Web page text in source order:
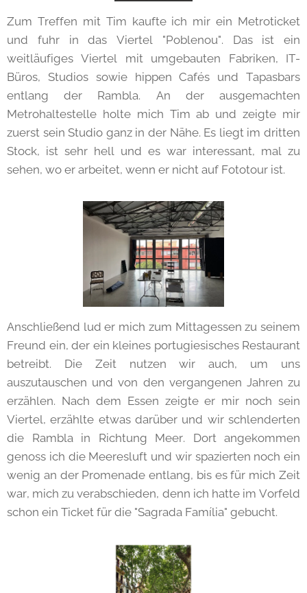
Zum Treffen mit Tim kaufte ich mir ein Metroticket
und fuhr in das Viertel "Poblenou". Das ist ein
weitläufiges Viertel mit umgebauten Fabriken, IT-
Büros, Studios sowie hippen Cafés und Tapasbars
entlang der Rambla. An der ausgemachten
Metrohaltestelle holte mich Tim ab und zeigte mir
zuerst sein Studio ganz in der Nähe. Es liegt im dritten
Stock, ist sehr hell und es war interessant, mal zu
sehen, wo er arbeitet, wenn er nicht auf Fototour ist.
Anschließend lud er mich zum Mittagessen zu seinem
Freund ein, der ein kleines portugiesisches Restaurant
betreibt. Die Zeit nutzen wir auch, um uns
auszutauschen und von den vergangenen Jahren zu
erzählen. Nach dem Essen zeigte er mir noch sein
Viertel, erzählte etwas darüber und wir schlenderten
die Rambla in Richtung Meer. Dort angekommen
genoss ich die Meeresluft und wir spazierten noch ein
wenig an der Promenade entlang, bis es für mich Zeit
war, mich zu verabschieden, denn ich hatte im Vorfeld
schon ein Ticket für die "Sagrada Família" gebucht.